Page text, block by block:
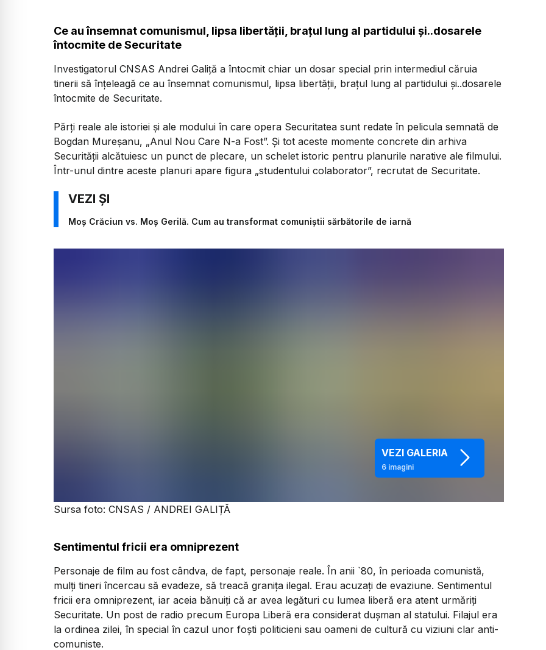
Ce au însemnat comunismul, lipsa libertății, brațul lung al partidului și..dosarele
întocmite de Securitate
Investigatorul CNSAS Andrei Galiță a întocmit chiar un dosar special prin intermediul căruia
tinerii să înțeleagă ce au însemnat comunismul, lipsa libertății, brațul lung al partidului și..dosarele
întocmite de Securitate.
Părți reale ale istoriei și ale modului în care opera Securitatea sunt redate în pelicula semnată de
Bogdan Mureșanu, „Anul Nou Care N-a Fost”. Și tot aceste momente concrete din arhiva
Securității alcătuiesc un punct de plecare, un schelet istoric pentru planurile narative ale filmului.
Într-unul dintre aceste planuri apare figura „studentului colaborator”, recrutat de Securitate.
Moș Crăciun vs. Moș Gerilă. Cum au transformat comuniștii sărbătorile de iarnă
VEZI GALERIA
6 imagini
Sursa foto: CNSAS / ANDREI GALIȚĂ
Sentimentul fricii era omniprezent
Personaje de film au fost cândva, de fapt, personaje reale. În anii `80, în perioada comunistă,
mulți tineri încercau să evadeze, să treacă granița ilegal. Erau acuzați de evaziune. Sentimentul
fricii era omniprezent, iar aceia bănuiți că ar avea legături cu lumea liberă era atent urmăriți
Securitate. Un post de radio precum Europa Liberă era considerat dușman al statului. Filajul era
la ordinea zilei, în special în cazul unor foști politicieni sau oameni de cultură cu viziuni clar anti-
comuniste.